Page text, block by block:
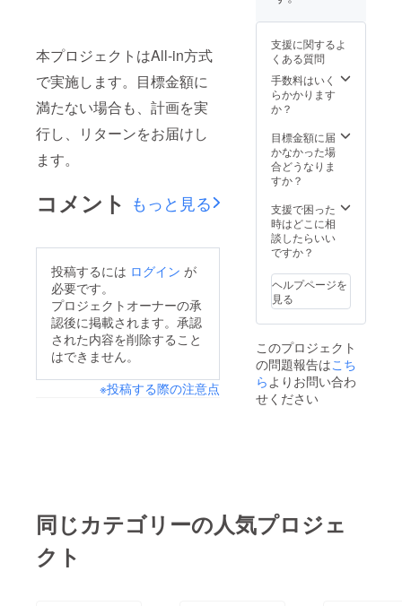
本プロジェクトはAll-in方式
で実施します。目標金額に
満たない場合も、計画を実
行し、リターンをお届けし
ます。
コメント もっと見る
投稿するには ログイン が
必要です。
プロジェクトオーナーの承
認後に掲載されます。承認
された内容を削除すること
はできません。
※投稿する際の注意点
できま
店にネ
ギ料理
がある
かどう
かはわ
せんが
無い場
合は他
の佐久
いなも
のを強
制的に
食わせ
ができ
ます。
そして
もれな
ネ
ミー」
の称号
を授与
しま
支援に関するよ
くある質問
手数料はいく
らかかります
か？
目標金額に届
かなかった場
合どうなりま
すか？
支援で困った
時はどこに相
談したらいい
ですか？
ヘルプページを
見る
このプロジェクト
の問題報告はこち
ら よりお問い合わ
せください
同じカテゴリーの人気プロジェ
クト